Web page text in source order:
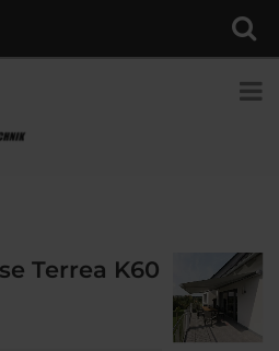
Terrea K60